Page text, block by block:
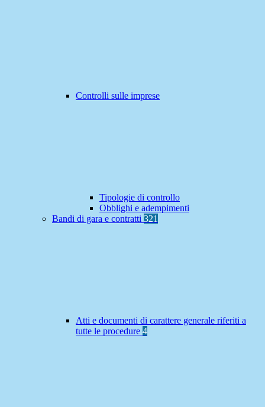
Controlli sulle imprese
Tipologie di controllo
Obblighi e adempimenti
Bandi di gara e contratti 321
Atti e documenti di carattere generale riferiti a
tutte le procedure 4